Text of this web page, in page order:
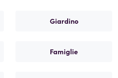
Giardino
Famiglie